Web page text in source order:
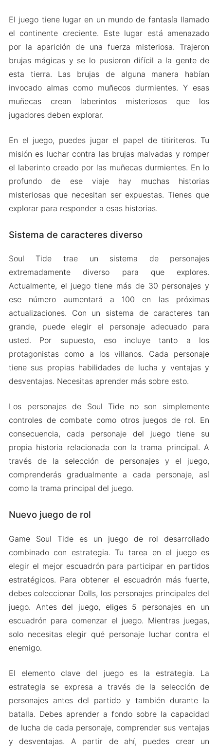
El juego tiene lugar en un mundo de fantasía llamado
el continente creciente. Este lugar está amenazado
por la aparición de una fuerza misteriosa. Trajeron
brujas mágicas y se lo pusieron difícil a la gente de
esta tierra. Las brujas de alguna manera habían
invocado almas como muñecos durmientes. Y esas
muñecas crean laberintos misteriosos que los
jugadores deben explorar.
En el juego, puedes jugar el papel de titiriteros. Tu
misión es luchar contra las brujas malvadas y romper
el laberinto creado por las muñecas durmientes. En lo
profundo de ese viaje hay muchas historias
misteriosas que necesitan ser expuestas. Tienes que
explorar para responder a esas historias.
Sistema de caracteres diverso
Soul Tide trae un sistema de personajes
extremadamente diverso para que explores.
Actualmente, el juego tiene más de 30 personajes y
ese número aumentará a 100 en las próximas
actualizaciones. Con un sistema de caracteres tan
grande, puede elegir el personaje adecuado para
usted. Por supuesto, eso incluye tanto a los
protagonistas como a los villanos. Cada personaje
tiene sus propias habilidades de lucha y ventajas y
desventajas. Necesitas aprender más sobre esto.
Los personajes de Soul Tide no son simplemente
controles de combate como otros juegos de rol. En
consecuencia, cada personaje del juego tiene su
propia historia relacionada con la trama principal. A
través de la selección de personajes y el juego,
comprenderás gradualmente a cada personaje, así
como la trama principal del juego.
Nuevo juego de rol
Game Soul Tide es un juego de rol desarrollado
combinado con estrategia. Tu tarea en el juego es
elegir el mejor escuadrón para participar en partidos
estratégicos. Para obtener el escuadrón más fuerte,
debes coleccionar Dolls, los personajes principales del
juego. Antes del juego, eliges 5 personajes en un
escuadrón para comenzar el juego. Mientras juegas,
solo necesitas elegir qué personaje luchar contra el
enemigo.
El elemento clave del juego es la estrategia. La
estrategia se expresa a través de la selección de
personajes antes del partido y también durante la
batalla. Debes aprender a fondo sobre la capacidad
de lucha de cada personaje, comprender sus ventajas
y desventajas. A partir de ahí, puedes crear un